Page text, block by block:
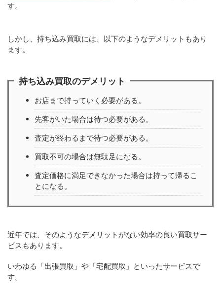
す。
しかし、持ち込み買取には、以下のようなデメリットもあり
ます。
持ち込み買取のデメリット
お店まで持っていく必要がある。
先客がいた場合は待つ必要がある。
査定が終わるまで待つ必要がある。
買取不可の場合は無駄足になる。
査定価格に満足できなかった場合は持って帰るこ
とになる。
近年では、そのようなデメリットがない効率の良い買取サー
ビスもあります。
いわゆる「出張買取」や「宅配買取」といったサービスで
す。